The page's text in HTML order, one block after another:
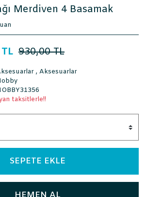
Merdiven 4 Basamak
930,00 TL
, Aksesuarlar
taksitlerle!!
SEPETE EKLE